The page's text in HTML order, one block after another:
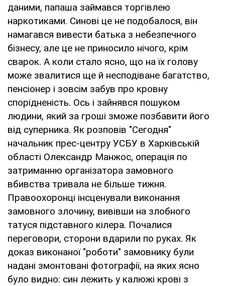
даними, папаша займався торгівлею
наркотиками. Синові це не подобалося, він
намагався вивести батька з небезпечного
бізнесу, але це не приносило нічого, крім
сварок. А коли стало ясно, що на їх голову
може звалитися ще й несподіване багатство,
пенсіонер і зовсім забув про кровну
спорідненість. Ось і зайнявся пошуком
людини, який за гроші зможе позбавити його
від суперника. Як розповів "Сегодня"
начальник прес-центру УСБУ в Харківській
області Олександр Манжос, операція по
затриманню організатора замовного
вбивства тривала не більше тижня.
Правоохоронці інсценували виконання
замовного злочину, вивівши на злобного
татуся підставного кілера. Почалися
переговори, сторони вдарили по руках. Як
доказ виконаної "роботи" замовнику були
надані змонтовані фотографії, на яких ясно
було видно: син лежить у калюжі крові з